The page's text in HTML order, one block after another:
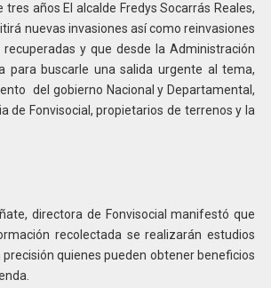
tres años El alcalde Fredys Socarrás Reales,
nuevas invasiones así como reinvasiones
y que desde la Administración
para buscarle una salida urgente al tema,
del gobierno Nacional y Departamental,
de Fonvisocial, propietarios de terrenos y la
directora de Fonvisocial manifestó que
recolectada se realizarán estudios
quienes pueden obtener beneficios